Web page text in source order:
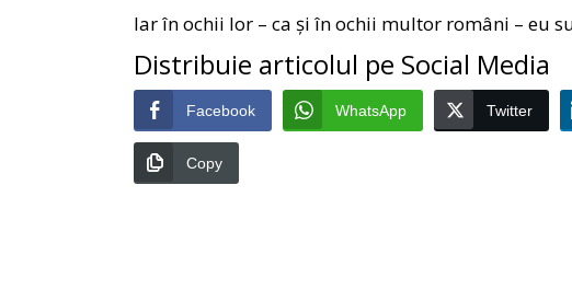
Iar în ochii lor – ca și în ochii multor români – eu
Distribuie articolul pe Social Media
Facebook WhatsApp Twitter
Copy